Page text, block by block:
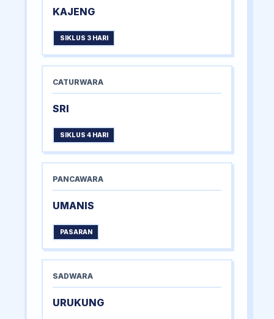
KAJENG
SIKLUS 3 HARI
CATURWARA
SRI
SIKLUS 4 HARI
PANCAWARA
UMANIS
PASARAN
SADWARA
URUKUNG